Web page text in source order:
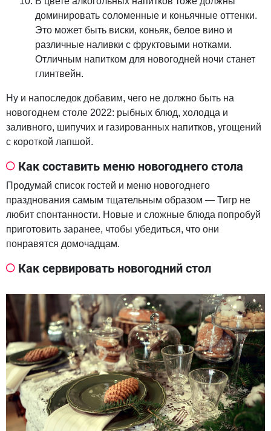
доминировать соломенные и коньячные оттенки.
Это может быть виски, коньяк, белое вино и
различные наливки с фруктовыми нотками.
Отличным напитком для новогодней ночи станет
глинтвейн.
Ну и напоследок добавим, чего не должно быть на
новогоднем столе 2022: рыбных блюд, холодца и
заливного, шипучих и газированных напитков, угощений
с короткой лапшой.
Как составить меню новогоднего стола
Продумай список гостей и меню новогоднего
празднования самым тщательным образом — Тигр не
любит спонтанности. Новые и сложные блюда попробуй
приготовить заранее, чтобы убедиться, что они
понравятся домочадцам.
Как сервировать новогодний стол